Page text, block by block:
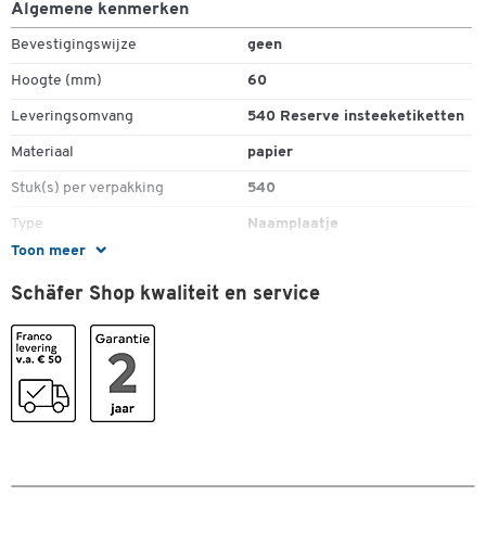
Toon meer
Algemene kenmerken
Bevestigingswijze geen
Hoogte (mm) 60
Leveringsomvang 540 Reserve insteeketiketten
Materiaal papier
Stuk(s) per verpakking 540
Type Naamplaatje
Afmetingen
Breedte (mm)
Schäfer Shop kwaliteit en service
Dubbelklik om in te zoomen